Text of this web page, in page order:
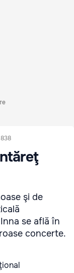
838
şi de
se află în
concerte.